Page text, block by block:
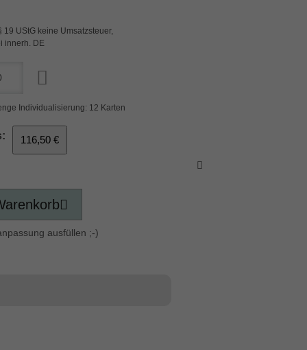
19 UStG keine Umsatzsteuer,
innerh. DE
Individualisierung: 12 Karten
116,50 €
ausfüllen ;-)